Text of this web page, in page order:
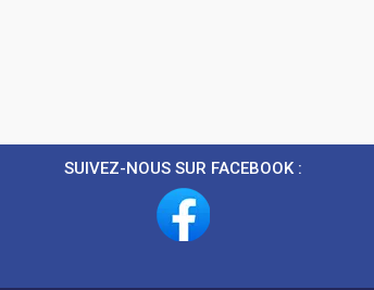
SUIVEZ-NOUS SUR FACEBOOK :